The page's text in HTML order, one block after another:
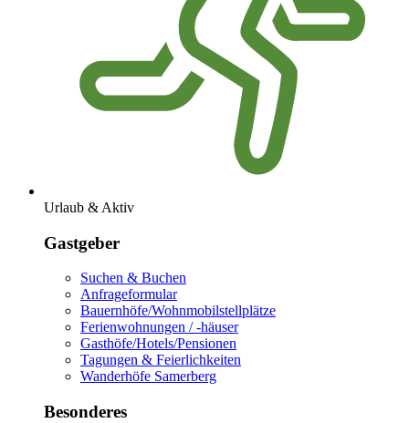
Urlaub & Aktiv
Gastgeber
Suchen & Buchen
Anfrageformular
Bauernhöfe/Wohnmobilstellplätze
Ferienwohnungen / -häuser
Gasthöfe/Hotels/Pensionen
Tagungen & Feierlichkeiten
Wanderhöfe Samerberg
Besonderes